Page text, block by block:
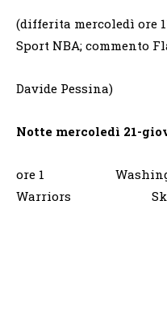
(differita mercoledì ore
Sport NBA; commento
Davide Pessina)
Notte mercoledì 21-
ore 1 Washington
Warriors Sky